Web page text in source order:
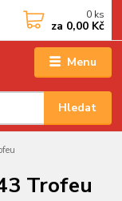
Menu
Hledat
0 ks
za 0,00 Kč
Trofeu